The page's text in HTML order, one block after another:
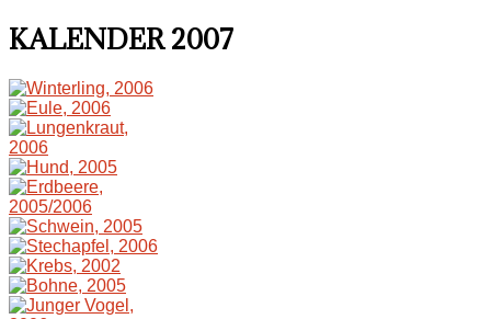
KALENDER 2007